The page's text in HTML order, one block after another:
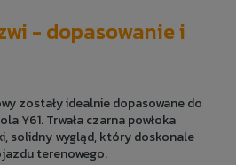
- dopasowanie i
zostały idealnie dopasowane do
Y61. Trwała czarna powłoka
solidny wygląd, który doskonale
terenowego.